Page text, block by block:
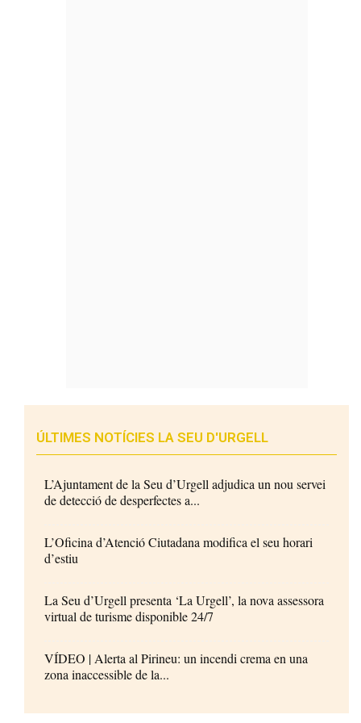
ÚLTIMES NOTÍCIES LA SEU D'URGELL
L’Ajuntament de la Seu d’Urgell adjudica un nou servei
de detecció de desperfectes a...
L’Oficina d’Atenció Ciutadana modifica el seu horari
d’estiu
La Seu d’Urgell presenta ‘La Urgell’, la nova assessora
virtual de turisme disponible 24/7
VÍDEO | Alerta al Pirineu: un incendi crema en una
zona inaccessible de la...